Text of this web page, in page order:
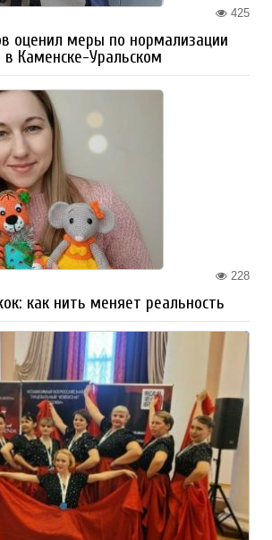
425
оценил меры по нормализации
Каменске-Уральском
228
как нить меняет реальность